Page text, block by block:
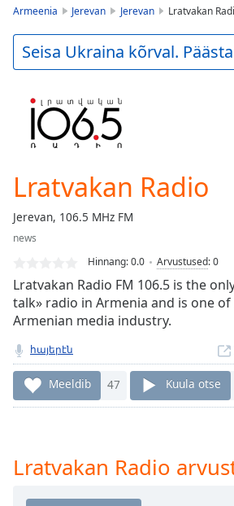
Play
Video
Skip
Backward
Forward
Current
Time 0:00
Duration
Loaded
Stream
TypeLIVE
Seek to
currently
behind
liveLIVE
Remaining
Time-
Playback
Armeenia Jerevan Jerevan Lratvakan
Seisa Ukraina kõrval.
Lratvakan Radio
Jerevan, 106.5 MHz FM
news
Hinnang:0.0 Arvustused:0
Lratvakan Radio FM 106.5 is the
talk» radio in Armenia and is one
Armenian media industry.
հայերէն
Meeldib 47 Kuula otse
Lratvakan Radio